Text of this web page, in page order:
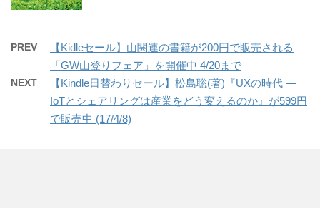
PREV
【Kidleセール】山関連の書籍が200円で販売される
「GW山登りフェア」を開催中 4/20まで
NEXT
【Kindle日替わりセール】松島聡(著)『UXの時代 ―
IoTとシェアリングは産業をどう変えるのか』が599円
で販売中 (17/4/8)